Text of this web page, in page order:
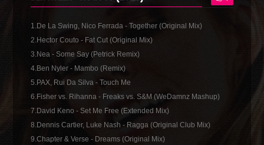
1.De La Swing, Nico Ferrada - Together (Original Mix)
2.Hector Couto - Fat Cut (Original Mix)
3.Nea - Some Say (Petrick Remix)
4.Ben Nyler - Mambo (Remix)
5.PAX, Rui Da Silva - Touch Me
6.Fisher vs. Rihanna - Freaks vs. S&M (WeDamnz Mashup)
7.David Keno - Set Me Free (Extended Mix)
8.Dennis Cartier, Luke Nash - Ragga (Original Club Mix)
9.Chapter & Verse - Dreams (Original Mix)